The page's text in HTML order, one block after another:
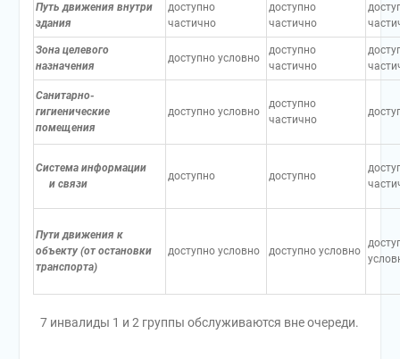
Путь движения внутри
здания
доступно
частично
доступно
частично
Зона целевого
назначения
доступно условно
доступно
частично
Санитарно-
гигиенические
помещения
доступно условно
доступно
частично
Система информации
и связи
доступно доступно
Пути движения к
объекту (от остановки
транспорта)
доступно условно доступно условно
7 инвалиды 1 и 2 группы обслуживаются вне очереди.